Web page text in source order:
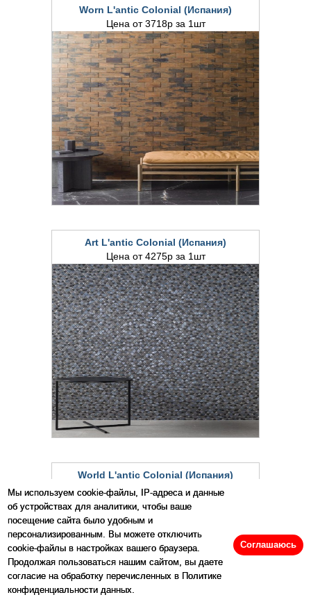
Мы используем cookie-файлы, IP-адреса и данные
об устройствах для аналитики, чтобы ваше
посещение сайта было удобным и
персонализированным. Вы можете отключить
cookie-файлы в настройках вашего браузера.
Продолжая пользоваться нашим сайтом, вы даете
согласие на обработку перечисленных в Политике
конфиденциальности данных.
Соглашаюсь
Worn L'antic Colonial (Испания)
Цена от 3718р за 1шт
Art L'antic Colonial (Испания)
Цена от 4275р за 1шт
World L'antic Colonial (Испания)
Цена от 6134р за 1шт